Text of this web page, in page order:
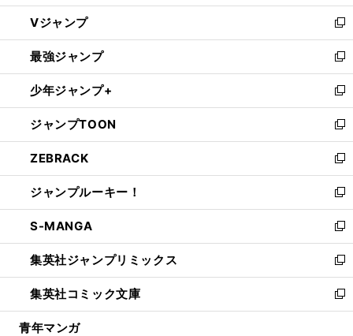
ウ
ィ
ン
ド
ウ
で
開
く
し
い
ウ
ィ
ン
ド
ウ
で
開
く
Vジャンプ
新
し
い
ウ
ィ
ン
ド
ウ
で
開
く
最強ジャンプ
新
し
い
ウ
ィ
ン
ド
ウ
で
開
く
少年ジャンプ+
新
し
い
ウ
ィ
ン
ド
ウ
で
開
く
ジャンプTOON
新
し
い
ウ
ィ
ン
ド
ウ
で
開
く
ZEBRACK
新
し
い
ウ
ィ
ン
ド
ウ
で
開
ジャンプルーキー！
新
し
い
ウ
ィ
ン
ド
ウ
S-MANGA
新
し
い
ウ
ィ
ン
集英社ジャンプリミックス
新
し
い
ウ
集英社コミック文庫
新
し
青年マンガ